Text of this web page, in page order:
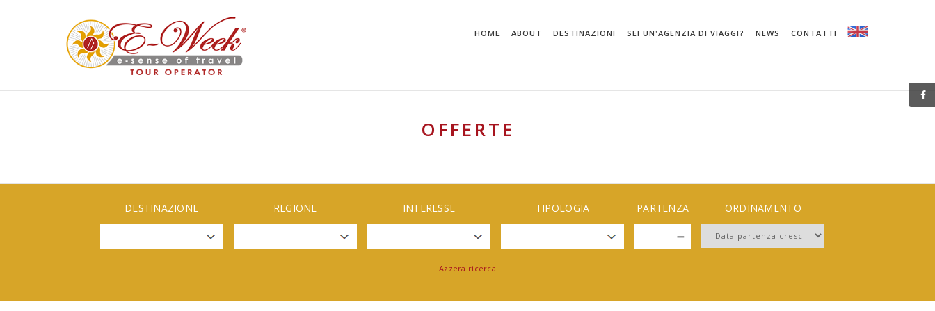
HOME ABOUT DESTINAZIONI SEI UN'AGENZIA DI VIAGGI? NEWS CONTATTI
OFFERTE
DESTINAZIONE REGIONE INTERESSE TIPOLOGIA PARTENZA ORDINAMENTO
Azzera ricerca